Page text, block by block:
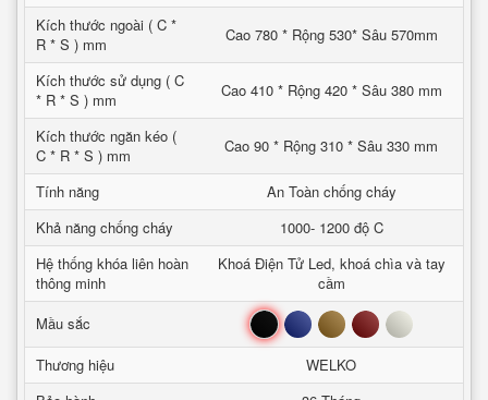
Kích thước ngoài ( C *
R * S ) mm
Cao 780 * Rộng 530* Sâu 570mm
Kích thước sử dụng ( C
* R * S ) mm
Cao 410 * Rộng 420 * Sâu 380 mm
Kích thước ngăn kéo (
C * R * S ) mm
Cao 90 * Rộng 310 * Sâu 330 mm
Tính năng
An Toàn chống cháy
Khả năng chống cháy
1000- 1200 độ C
Hệ thống khóa liên hoàn
thông minh
Khoá Điện Tử Led, khoá chìa và tay
cầm
Mầu sắc
Đen Xanh Nâu Đỏ Trắng
Thương hiệu
WELKO